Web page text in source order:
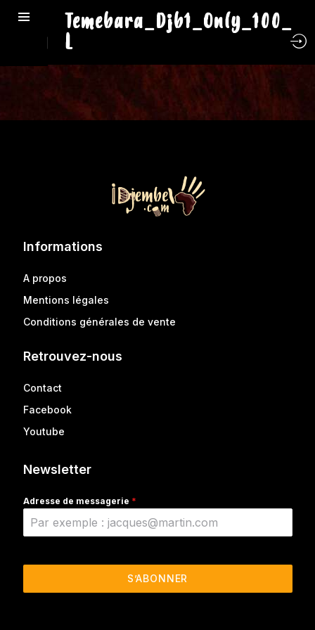
Temebara_Djb1_Only_100_
L
Informations
A propos
Mentions légales
Conditions générales de vente
Retrouvez-nous
Contact
Facebook
Youtube
Newsletter
Adresse de messagerie *
S’ABONNER